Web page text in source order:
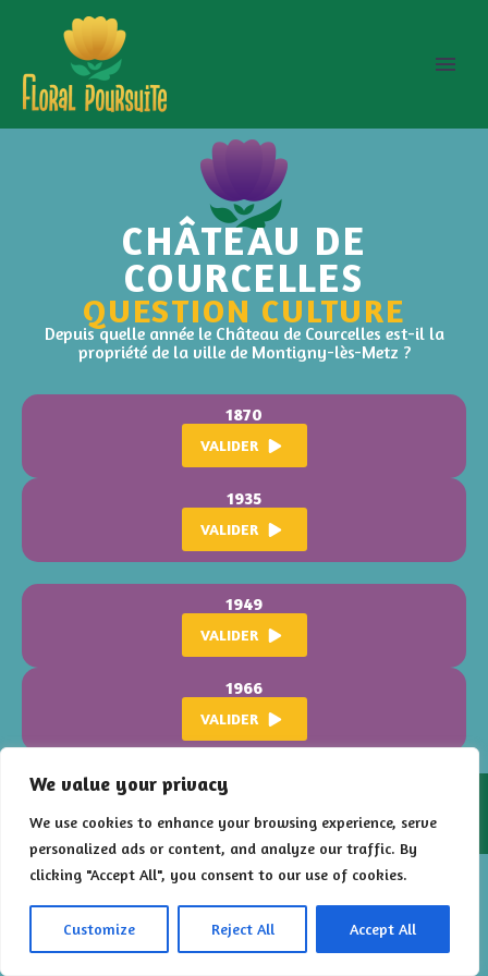
We value your privacy
We use cookies to enhance your browsing experience, serve
personalized ads or content, and analyze our traffic. By
clicking "Accept All", you consent to our use of cookies.
Customize Reject All Accept All
CHÂTEAU DE
COURCELLES
QUESTION CULTURE
Depuis quelle année le Château de Courcelles est-il la
propriété de la ville de Montigny-lès-Metz ?
1870
VALIDER
1935
VALIDER
1949
VALIDER
1966
VALIDER
Limierspour laVille de Montigny-lès-Metz